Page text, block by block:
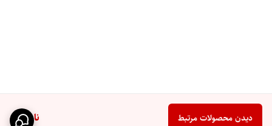
ناموجود دیدن محصولات مرتبط